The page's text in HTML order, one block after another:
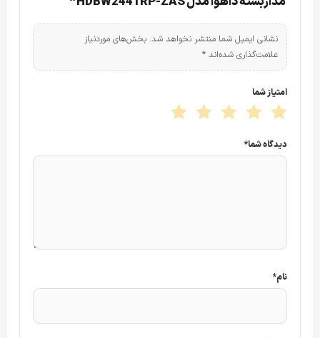
نشانی ایمیل شما منتشر نخواهد شد. بخش‌های موردنیاز
علامت‌گذاری شده‌اند *
امتیاز شما
دیدگاه شما*
نام*